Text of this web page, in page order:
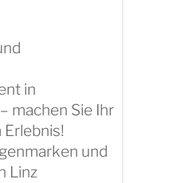
in
machen Sie Ihr
und
Linz